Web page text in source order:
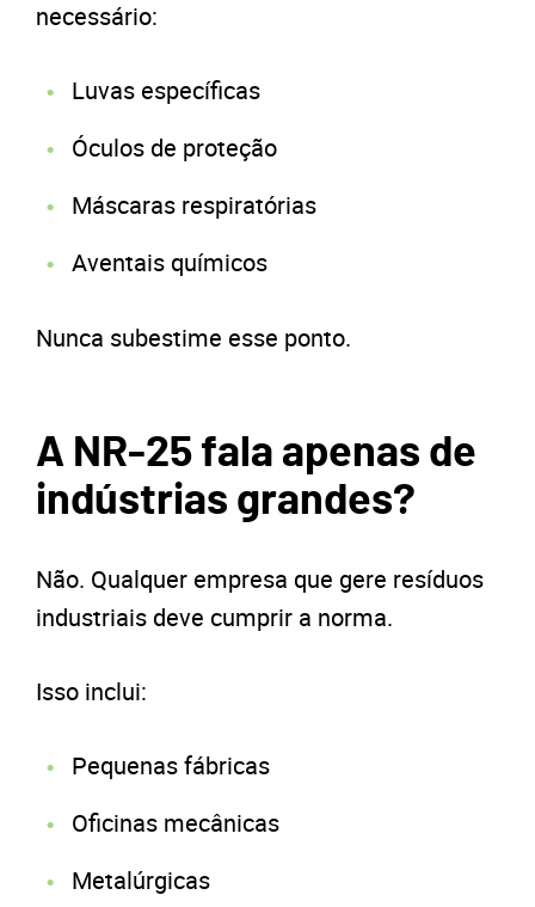
necessário:
Luvas específicas
Óculos de proteção
Máscaras respiratórias
Aventais químicos
Nunca subestime esse ponto.
A NR-25 fala apenas de
indústrias grandes?
Não. Qualquer empresa que gere resíduos
industriais deve cumprir a norma.
Isso inclui:
Pequenas fábricas
Oficinas mecânicas
Metalúrgicas